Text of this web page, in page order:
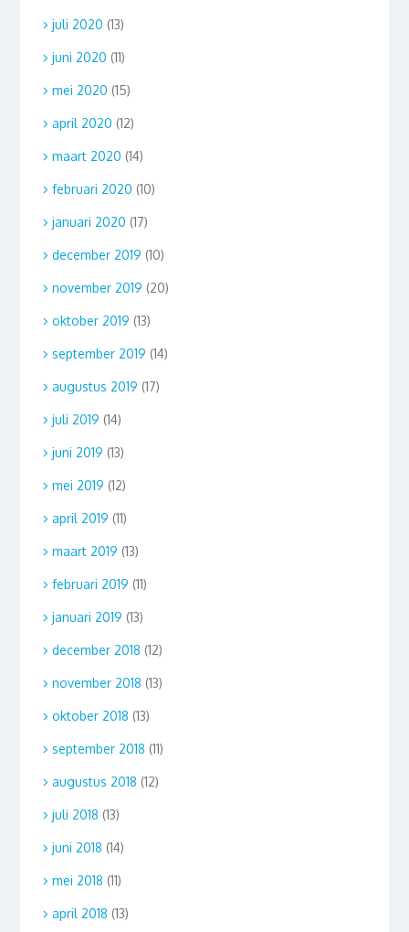
juli 2020 (13)
juni 2020 (11)
mei 2020 (15)
april 2020 (12)
maart 2020 (14)
februari 2020 (10)
januari 2020 (17)
december 2019 (10)
november 2019 (20)
oktober 2019 (13)
september 2019 (14)
augustus 2019 (17)
juli 2019 (14)
juni 2019 (13)
mei 2019 (12)
april 2019 (11)
maart 2019 (13)
februari 2019 (11)
januari 2019 (13)
december 2018 (12)
november 2018 (13)
oktober 2018 (13)
september 2018 (11)
augustus 2018 (12)
juli 2018 (13)
juni 2018 (14)
mei 2018 (11)
april 2018 (13)